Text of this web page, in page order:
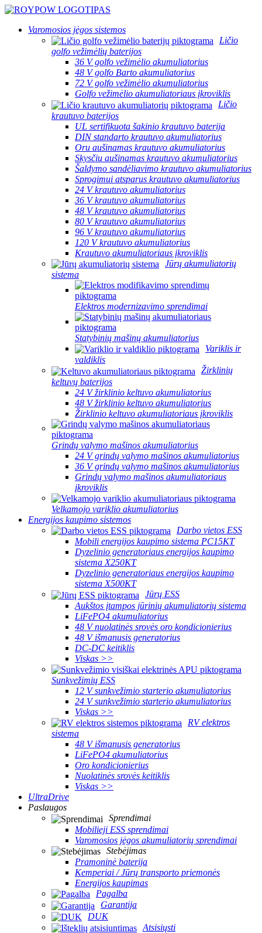
Varomosios jėgos sistemos
Ličio
golfo vežimėlių baterijos
36 V golfo vežimėlio akumuliatorius
48 V golfo Barto akumuliatorius
72 V golfo vežimėlio akumuliatorius
Golfo vežimėlio akumuliatoriaus įkroviklis
Ličio
krautuvo baterijos
UL sertifikuota šakinio krautuvo baterija
DIN standarto krautuvo akumuliatorius
Oru aušinamas krautuvo akumuliatorius
Skysčiu aušinamas krautuvo akumuliatorius
Šaldymo sandėliavimo krautuvo akumuliatorius
Sprogimui atsparus krautuvo akumuliatorius
24 V krautuvo akumuliatorius
36 V krautuvo akumuliatorius
48 V krautuvo akumuliatorius
80 V krautuvo akumuliatorius
96 V krautuvo akumuliatorius
120 V krautuvo akumuliatorius
Krautuvo akumuliatoriaus įkroviklis
Jūrų akumuliatorių
sistema
Elektros modernizavimo sprendimai
Statybinių mašinų akumuliatorius
Variklis ir
valdiklis
Žirklinių
keltuvų baterijos
24 V žirklinio keltuvo akumuliatorius
48 V žirklinio keltuvo akumuliatorius
Žirklinio keltuvo akumuliatoriaus įkroviklis
Grindų valymo mašinos akumuliatorius
24 V grindų valymo mašinos akumuliatorius
36 V grindų valymo mašinos akumuliatorius
Grindų valymo mašinos akumuliatoriaus
įkroviklis
Velkamojo variklio akumuliatorius
Energijos kaupimo sistemos
Darbo vietos ESS
Mobili energijos kaupimo sistema PC15KT
Dyzelinio generatoriaus energijos kaupimo
sistema X250KT
Dyzelinio generatoriaus energijos kaupimo
sistema X500KT
Jūrų ESS
Aukštos įtampos jūrinių akumuliatorių sistema
LiFePO4 akumuliatorius
48 V nuolatinės srovės oro kondicionierius
48 V išmanusis generatorius
DC-DC keitiklis
Viskas >>
Sunkvežimių ESS
12 V sunkvežimio starterio akumuliatorius
24 V sunkvežimio starterio akumuliatorius
Viskas >>
RV elektros
sistema
48 V išmanusis generatorius
LiFePO4 akumuliatorius
Oro kondicionierius
Nuolatinės srovės keitiklis
Viskas >>
UltraDrive
Paslaugos
Sprendimai
Mobilieji ESS sprendimai
Varomosios jėgos akumuliatorių sprendimai
Stebėjimas
Pramoninė baterija
Kemperiai / Jūrų transporto priemonės
Energijos kaupimas
Pagalba
Garantija
DUK
Atsisiųsti